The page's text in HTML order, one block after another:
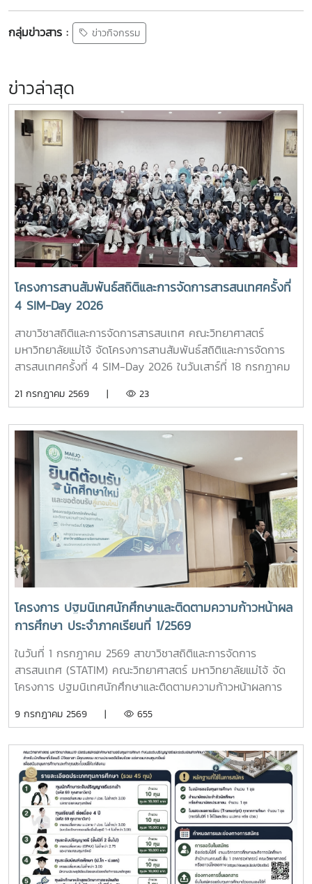
กลุ่มข่าวสาร : ข่าวกิจกรรม
ข่าวล่าสุด
โครงการสานสัมพันธ์สถิติและการจัดการสารสนเทศครั้งที่
4 SIM-Day 2026
สาขาวิชาสถิติและการจัดการสารสนเทศ คณะวิทยาศาสตร์
มหาวิทยาลัยแม่โจ้ จัดโครงการสานสัมพันธ์สถิติและการจัดการ
สารสนเทศครั้งที่ 4 SIM-Day 2026 ในวันเสาร์ที่ 18 กรกฎาคม
โดยมีวัตถุประสงค์ ดังนี้ 1. เพื่อเป็นการเสริมสร้างความสัมพันธ์
เพื่อเสริมสร้างทักษะของนักศึกษา ในด้าน Soft skills ได้แก่
ทักษะการสื่อสาร ทักษะการทำงานเป็นทีม ทักษะการแก้ปัญหา
เฉพาะหน้า ซึ่งเป็นกิจกรรมสานความสัมพันธ์ระหว่างนักศึกษาทุก
ชั้นปี และ คณาจารย์ในสาขาวิชาฯ เป็นการเสริมสร้างพัฒนาการ
การทำงานร่วมกันเป็นทีม และพัฒนาทักษะ soft skill ให้กับ
นักศึกษาในหลักสูตร อีกทั้งยังเป็นการสานความสัมพันธ์ระหว่าง
นักศึกษา รุ่นพี่ รุ่นน้อง และเพื่อน ๆ ตลอดจนคณาจาารย์ในสาขา
วิชาฯ ภาพถ่ายและสื่อบันทึกภาพที่ปรากฏในกิจกรรมนี้ จัดทำขึ้น
เพื่อการประชาสัมพันธ์กิจกรรม และการสื่อสารของสาขาวิชาสถิติ
และการจัดการสารสนเทศ คณะวิทยาศาสตร์ มหาวิทยาลัยแม่โจ้
เท่านั้น โดยอยู่ภายใต้พระราชบัญญัติคุ้มครองข้อมูลส่วนบุคคล
พ.ศ. 2562 (PDPA)
21 กรกฎาคม 2569 | 23
โครงการ ปฐมนิเทศนักศึกษาและติดตามความก้าวหน้าผล
การศึกษา ประจำภาคเรียนที่ 1/2569
ในวันที่ 1 กรกฎาคม 2569 สาขาวิชาสถิติและการจัดการ
สารสนเทศ (STATIM) คณะวิทยาศาสตร์ มหาวิทยาลัยแม่โจ้ จัด
โครงการ ปฐมนิเทศนักศึกษาและติดตามความก้าวหน้าผลการ
นักศึกษาทุกชั้นปี ทั้งด้านการเรียน การใช้ชีวิตในมหาวิทยาลัย
กิจกรรมประกอบด้วย - ทางหลักสูตรกล่าวแนะนำคณาจารย์ใน
หลักสูตร - การบรรยายหัวข้อ ผลลัพธ์การเรียนรู้ระดับหลักสูตร
โดยประธานหลักสูตรสาขาวิชาสถิติและการจัดการสารสนเทศ -
การบรรยายพิเศษ หัวข้อ “แนวทางการใช้ชีวิต ในมหาวิทยาลัย
และดูแลสุขภาพใจ” โดยได้รับเกียรติจาก นพ.พายุพล ศรีอภัย
จิตแพทย์ชำนาญการ ให้การบรรยายแก่นักศึกษาและคณาจารย์ -
กิจกรรมมอบหมายอาจารย์ที่ปรึกษานักศึกษาชั้นปีที่ 1 - แบ่งกลุ่ม
นักศึกษาเพื่อเตรียมความพร้อมในแต่ละระดับ - กิจกรรม แฟน
9 กรกฎาคม 2569 | 655